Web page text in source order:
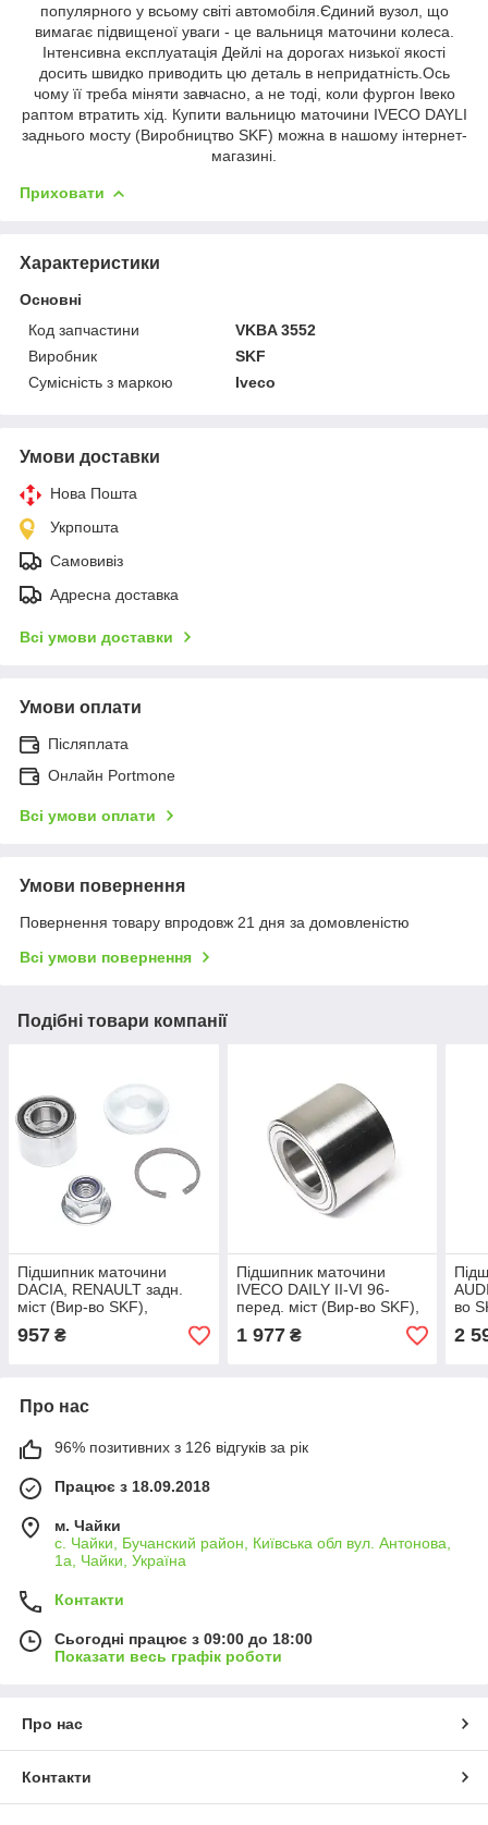
популярного у всьому світі автомобіля.Єдиний вузол, що
вимагає підвищеної уваги - це вальниця маточини колеса.
Інтенсивна експлуатація Дейлі на дорогах низької якості
досить швидко приводить цю деталь в непридатність.Ось
чому її треба міняти завчасно, а не тоді, коли фургон Івеко
раптом втратить хід. Купити вальницю маточини IVECO DAYLI
заднього мосту (Виробництво SKF) можна в нашому інтернет-
магазині.
Приховати
Характеристики
Основні
Код запчастини
VKBA 3552
Виробник
SKF
Сумісність з маркою
Iveco
Умови доставки
Нова Пошта
Укрпошта
Самовивіз
Адресна доставка
Всі умови доставки
Умови оплати
Післяплата
Онлайн Portmone
Всі умови оплати
Умови повернення
Повернення товару впродовж 21 дня за домовленістю
Всі умови повернення
Подібні товари компанії
Підшипник маточини
DACIA, RENAULT задн.
міст (Вир-во SKF),
арт.VKBA 3525
957 ₴
Підшипник маточини
IVECO DAILY II-VI 96-
перед. міст (Вир-во SKF),
арт.VKBA 3551
1 977₴
во
2
Про нас
96% позитивних з 126 відгуків за рік
Працює з 18.09.2018
м. Чайки
с. Чайки, Бучанский район, Київська обл вул. Антонова,
1а, Чайки, Україна
Контакти
Сьогодні працює з 09:00 до 18:00
Показати весь графік роботи
Про нас
Контакти